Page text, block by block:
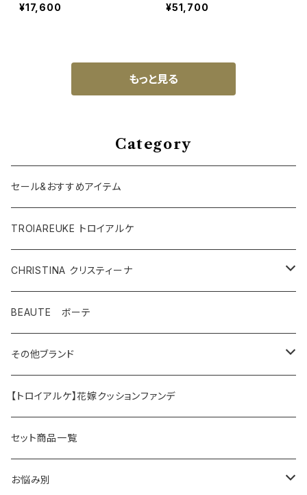
¥17,600
¥51,700
もっと見る
Category
セール&おすすめアイテム
TROIAREUKE トロイアルケ
CHRISTINA クリスティーナ
テラスキン
ラインリペア
アンストレス
フォーエバーヤング
イラストリアス
BEAUTE ボーテ
その他ブランド
マッコイ
HAAB（ハーブ商品）
HAAB SKIN・その他
ワカサプリ
【トロイアルケ】花嫁クッションファンデ
セット商品一覧
お悩み別